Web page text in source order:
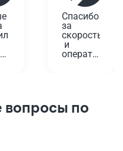
Спасибо
за
скорость
и
юбилей,
вопросы по